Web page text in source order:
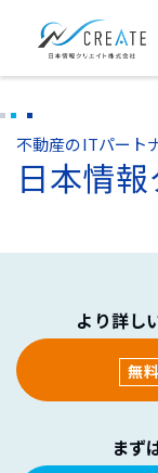
不動産のITパート
日本情
より詳し
無料
まず